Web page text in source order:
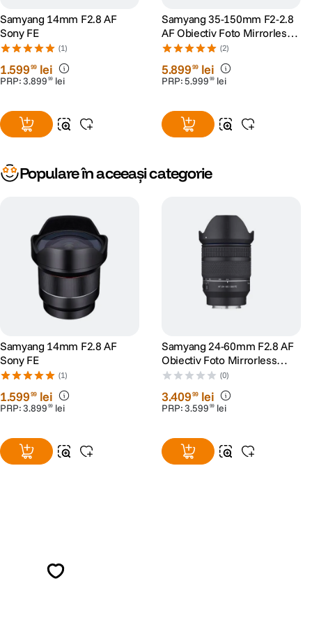
Samyang 14mm F2.8 AF
Sony FE
(1)
1.59999 lei
PRP:3.899 99 lei
Samyang 35-150mm F2-2.8
AF Obiectiv Foto Mirrorless
Montura Sony FE
(2)
5.89999 lei
PRP:5.999 99 lei
Populare în aceeași categorie
Samyang 14mm F2.8 AF
Sony FE
(1)
1.59999 lei
PRP:3.899 99 lei
Samyang 24-60mm F2.8 AF
Obiectiv Foto Mirrorless
Montura Sony E
(0)
3.40999 lei
PRP:3.599 99 lei